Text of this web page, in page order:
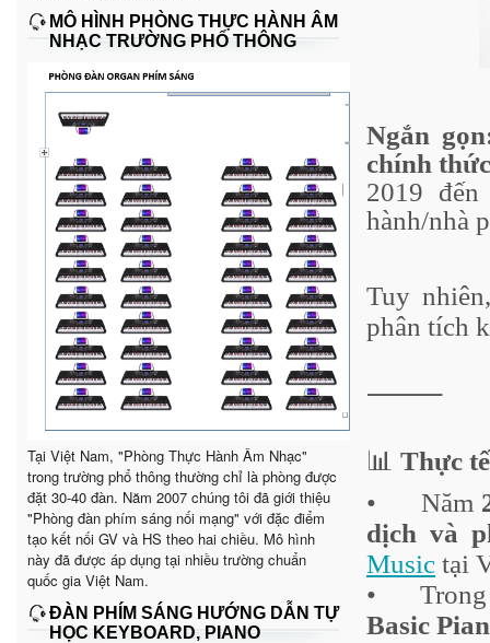
MÔ HÌNH PHÒNG THỰC HÀNH ÂM
NHẠC TRƯỜNG PHỔ THÔNG
Tại Việt Nam, "Phòng Thực Hành Âm Nhạc"
trong trường phổ thông thường chỉ là phòng được
đặt 30-40 đàn. Năm 2007 chúng tôi đã giới thiệu
"Phòng đàn phím sáng nối mạng" với đặc điểm
tạo kết nối GV và HS theo hai chiều. Mô hình
này đã được áp dụng tại nhiều trường chuẩn
quốc gia Việt Nam.
ĐÀN PHÍM SÁNG HƯỚNG DẪN TỰ
HỌC KEYBOARD, PIANO
Ngắn
chính
2019
hành/nhà
Tuy
phân tích
⸻
📊 Thực
•
Năm
dịch và
Music tại
•
Basic